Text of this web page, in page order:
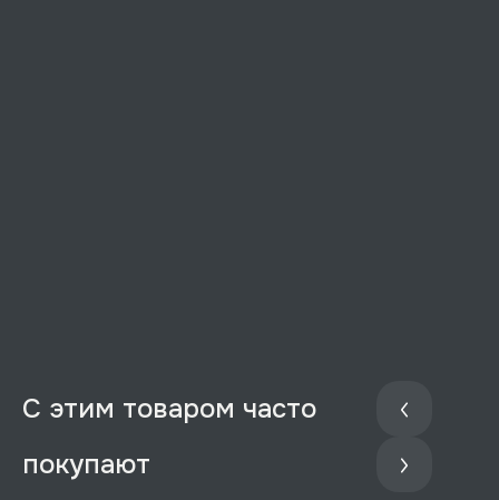
С этим товаром часто
покупают